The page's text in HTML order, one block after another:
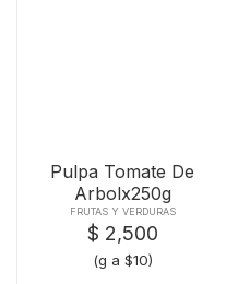
Pulpa Tomate De
Arbolx250g
FRUTAS Y VERDURAS
$ 2,500
(g a $10)